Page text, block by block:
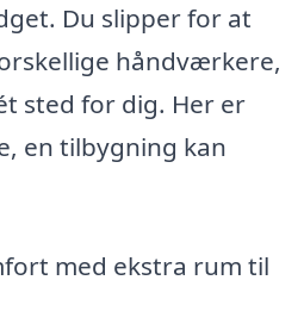
Du slipper for at
håndværkere,
sted for dig. Her er
en tilbygning kan
med ekstra rum til